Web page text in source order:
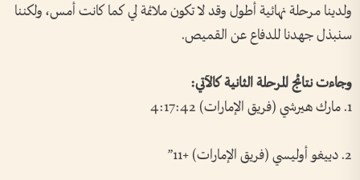
ولدينا مرحلة نهائية أطول وقد لا تكون ملائمة لي كما كانت أمس، ولكننا
سنبذل جهدنا للدفاع عن القميص.
وجاءت نتائج المرحلة الثانية كالآتي:
1. مارك هيرشي (فريق الإمارات) 4:17:42
2. دييغو أوليسي (فريق الإمارات) +11”